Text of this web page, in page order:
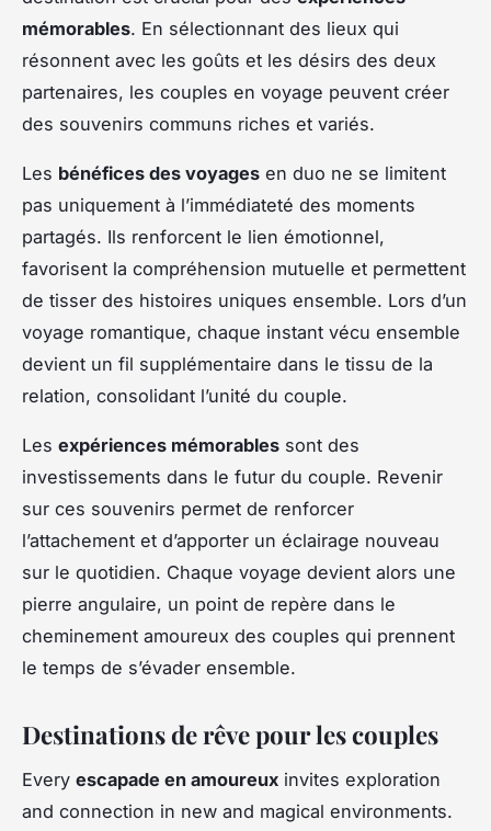
mémorables. En sélectionnant des lieux qui
résonnent avec les goûts et les désirs des deux
partenaires, les couples en voyage peuvent créer
des souvenirs communs riches et variés.
Les bénéfices des voyages en duo ne se limitent
pas uniquement à l’immédiateté des moments
partagés. Ils renforcent le lien émotionnel,
favorisent la compréhension mutuelle et permettent
de tisser des histoires uniques ensemble. Lors d’un
voyage romantique, chaque instant vécu ensemble
devient un fil supplémentaire dans le tissu de la
relation, consolidant l’unité du couple.
Les expériences mémorables sont des
investissements dans le futur du couple. Revenir
sur ces souvenirs permet de renforcer
l’attachement et d’apporter un éclairage nouveau
sur le quotidien. Chaque voyage devient alors une
pierre angulaire, un point de repère dans le
cheminement amoureux des couples qui prennent
le temps de s’évader ensemble.
Destinations de rêve pour les couples
Every escapade en amoureux invites exploration
and connection in new and magical environments.